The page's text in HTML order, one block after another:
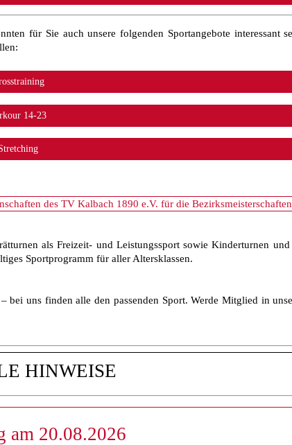
für Sie auch unsere folgenden Sportangebote interessant
als Freizeit- und Leistungssport sowie Kinderturnen
Sportprogramm für aller Altersklassen.
bei uns finden alle den passenden Sport. Werde Mitglied in
HINWEISE
am 20.08.2026